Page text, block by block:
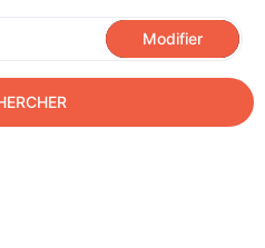
Modifier